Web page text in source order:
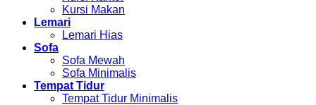
Kursi Makan
Lemari
Lemari Hias
Sofa
Sofa Mewah
Sofa Minimalis
Tempat Tidur
Tempat Tidur Minimalis